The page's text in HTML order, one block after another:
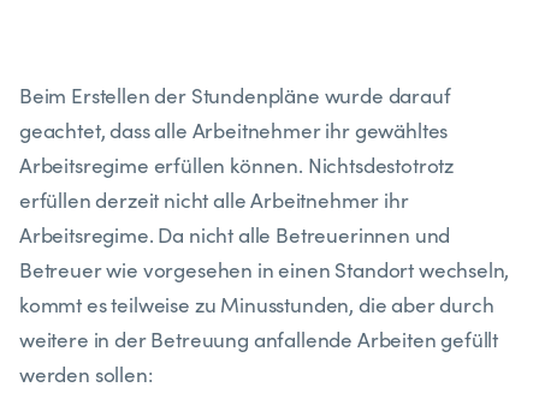
Beim Erstellen der Stundenpläne wurde darauf
geachtet, dass alle Arbeitnehmer ihr gewähltes
Arbeitsregime erfüllen können. Nichtsdestotrotz
erfüllen derzeit nicht alle Arbeitnehmer ihr
Arbeitsregime. Da nicht alle Betreuerinnen und
Betreuer wie vorgesehen in einen Standort wechseln,
kommt es teilweise zu Minusstunden, die aber durch
weitere in der Betreuung anfallende Arbeiten gefüllt
werden sollen: